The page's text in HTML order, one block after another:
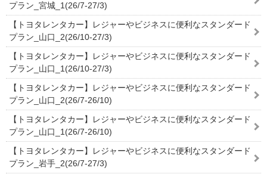
プラン_宮城_1(26/7-27/3)
【トヨタレンタカー】レジャーやビジネスに便利なスタンダード
プラン_山口_2(26/10-27/3)
【トヨタレンタカー】レジャーやビジネスに便利なスタンダード
プラン_山口_1(26/10-27/3)
【トヨタレンタカー】レジャーやビジネスに便利なスタンダード
プラン_山口_2(26/7-26/10)
【トヨタレンタカー】レジャーやビジネスに便利なスタンダード
プラン_山口_1(26/7-26/10)
【トヨタレンタカー】レジャーやビジネスに便利なスタンダード
プラン_岩手_2(26/7-27/3)